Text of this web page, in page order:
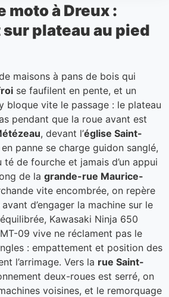
moto à Dreux :
plateau au pied
maisons à pans de bois qui
se faufilent en pente, et un
bloque vite le passage : le plateau
pendant que la roue avant est
, devant l’église Saint-
panne se charge guidon sanglé,
de fourche et jamais d’un appui
de la grande-rue Maurice-
vite encombrée, on repère
d’engager la machine sur le
Kawasaki Ninja 650
09 vive ne réclament pas le
: empattement et position des
l’arrimage. Vers la rue Saint-
deux-roues est serré, on
voisines, et le remorquage